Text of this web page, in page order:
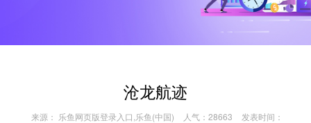
沧龙航迹
来源： 乐鱼网页版登录入口,乐鱼(中国) 人气：28663
发表时间：